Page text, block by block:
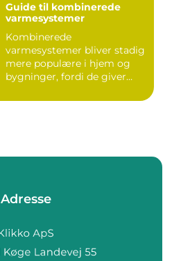
Guide til kombinerede
varmesystemer
Kombinerede
varmesystemer bliver stadig
mere populære i hjem og
bygninger, fordi de giver
Adresse